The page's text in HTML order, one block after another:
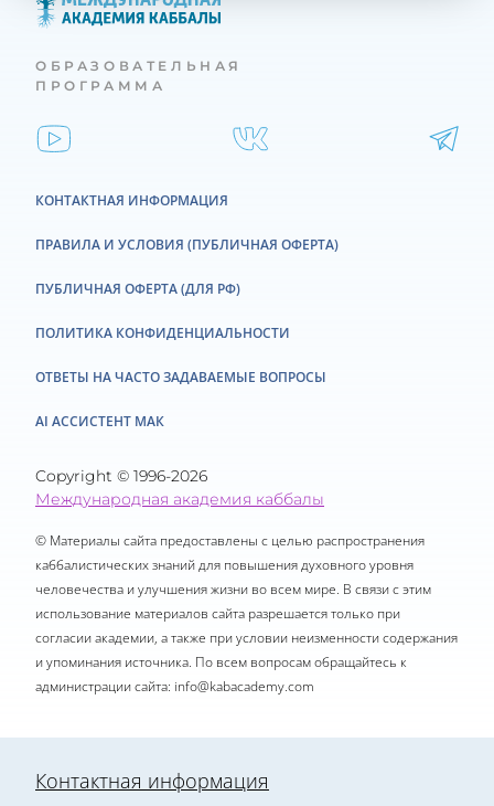
ОБРАЗОВАТЕЛЬНАЯ
ПРОГРАММА
Copyright © 1996-2026
Международная академия каббалы
© Материалы сайта предоставлены с целью распространения
каббалистических знаний для повышения духовного уровня
человечества и улучшения жизни во всем мире. В связи с этим
использование материалов сайта разрешается только при
согласии академии, а также при условии неизменности содержания
и упоминания источника. По всем вопросам обращайтесь к
администрации сайта: info@kabacademy.com
КОНТАКТНАЯ ИНФОРМАЦИЯ
ПРАВИЛА И УСЛОВИЯ (ПУБЛИЧНАЯ ОФЕРТА)
ПУБЛИЧНАЯ ОФЕРТА (ДЛЯ РФ)
ПОЛИТИКА КОНФИДЕНЦИАЛЬНОСТИ
ОТВЕТЫ НА ЧАСТО ЗАДАВАЕМЫЕ ВОПРОСЫ
AI АССИСТЕНТ МАК
Контактная информация